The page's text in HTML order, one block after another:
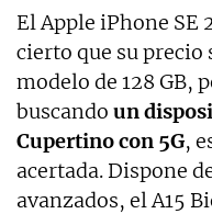
ElApple iPhone SE
cierto que su precio
modelo de 128 GB,
buscando un
Cupertino con 5G,
acertada. Dispone
avanzados, el A15